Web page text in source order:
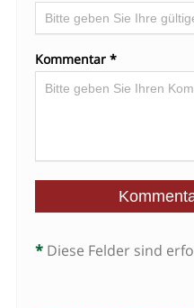
Kommentar *
*Diese Felder sind